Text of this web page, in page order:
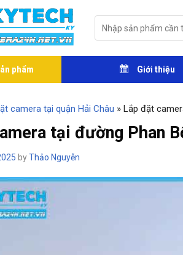
kiếm:
phẩm Giới thiệu
camera tại quận Hải Châu » Lắp đặt
tại đường Phan
byThảo Nguyễn